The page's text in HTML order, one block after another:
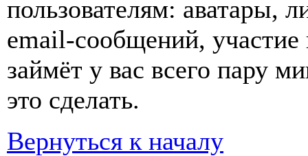
пользователям: аватары,
email-сообщений, участие
займёт у вас всего пару
это сделать.
Вернуться к началу